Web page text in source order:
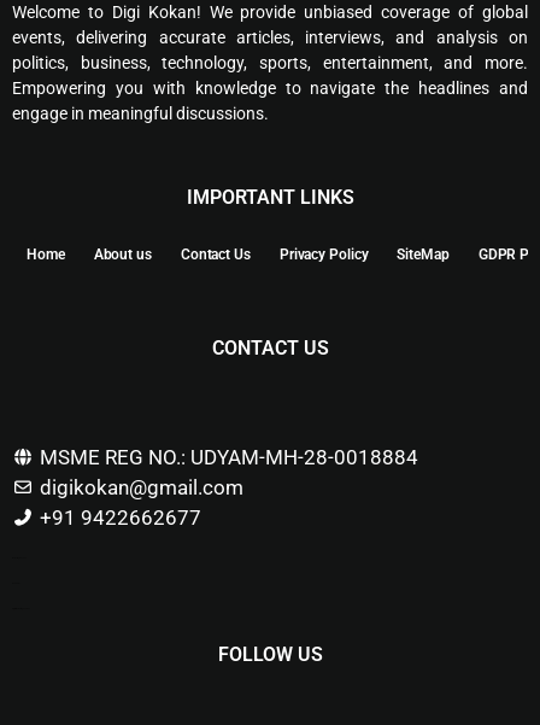
Welcome to Digi Kokan! We provide unbiased coverage of global
events, delivering accurate articles, interviews, and analysis on
politics, business, technology, sports, entertainment, and more.
Empowering you with knowledge to navigate the headlines and
engage in meaningful discussions.
IMPORTANT LINKS
Home About us Contact Us Privacy Policy SiteMap GDPR
CONTACT US
MSME REG NO.: UDYAM-MH-28-0018884
digikokan@gmail.com
+91 9422662677
FOLLOW US